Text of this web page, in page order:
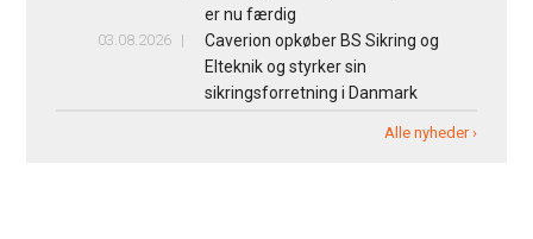
er nu færdig
03.08.2026
Caverion opkøber BS Sikring og
Elteknik og styrker sin
sikringsforretning i Danmark
Alle nyheder ›